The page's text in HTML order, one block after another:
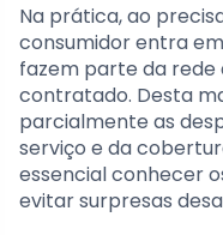
Na prática, ao
consumidor entra
fazem parte da
contratado. Desta
parcialmente as
serviço e da
essencial conhecer
evitar surpresas